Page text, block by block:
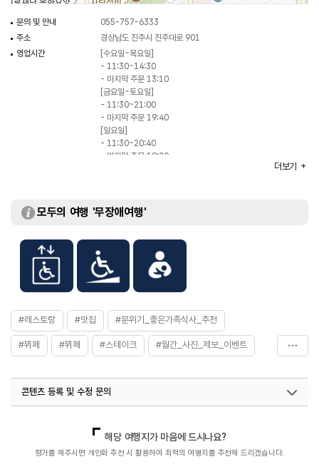
문의 및 안내
055-757-6333
주소
경상남도 진주시 진주대로 901
영업시간
[수요일~목요일]
- 11:30~14:30
- 마지막 주문 13:10
[금요일~토요일]
- 11:30~21:00
- 마지막 주문 19:40
[일요일]
- 11:30~20:40
- 마지막 주문 19:20
화장실
있음
더보기
모두의 여행 '무장애여행'
#레스토랑 #맛집 #분위기_좋은가족식사_추천
#뷔페 #뷔페 #스테이크 #월간_사진_제보_이벤트
콘텐츠 등록 및 수정 문의
열린관광콘텐츠팀(열린관광-모두의여행)
033-738-3425
해당 여행지가 마음에 드시나요?
평가를 해주시면 개인화 추천 시 활용하여 최적의 여행지를 추천해 드리겠습니다.